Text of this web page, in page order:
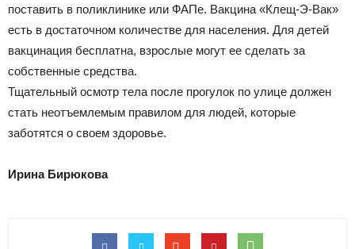
район
поставить в поликлинике или ФАПе. Вакцина «Клещ-Э-Вак»
есть в достаточном количестве для населения. Для детей
вакцинация бесплатна, взрослые могут ее сделать за
собственные средства.
Тщательный осмотр тела после прогулок по улице должен
стать неотъемлемым правилом для людей, которые
заботятся о своем здоровье.
Ирина Бирюкова